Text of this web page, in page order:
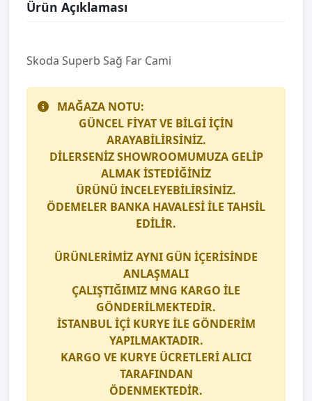
Ürün Açıklaması
Skoda Superb Sağ Far Cami
MAĞAZA NOTU:
GÜNCEL FİYAT VE BİLGİ İÇİN
ARAYABİLİRSİNİZ.
DİLERSENİZ SHOWROOMUMUZA GELİP
ALMAK İSTEDİĞİNİZ
ÜRÜNÜ İNCELEYEBİLİRSİNİZ.
ÖDEMELER BANKA HAVALESİ İLE TAHSİL
EDİLİR.
ÜRÜNLERİMİZ AYNI GÜN İÇERİSİNDE
ANLAŞMALI
ÇALIŞTIĞIMIZ MNG KARGO İLE
GÖNDERİLMEKTEDİR.
İSTANBUL İÇİ KURYE İLE GÖNDERİM
YAPILMAKTADIR.
KARGO VE KURYE ÜCRETLERİ ALICI
TARAFINDAN
ÖDENMEKTEDİR.